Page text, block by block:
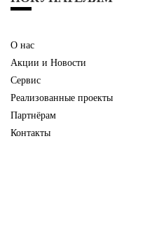
О нас
Акции и Новости
Сервис
Реализованные проекты
Партнёрам
Контакты